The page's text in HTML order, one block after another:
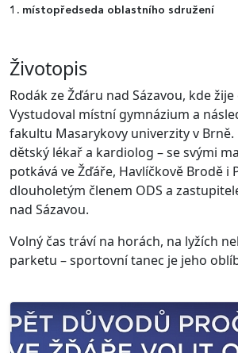
1. místopředseda oblastního sdružení
Životopis
Rodák ze Žďáru nad Sázavou, kde žije
Vystudoval místní gymnázium a
fakultu Masarykovy univerzity v Brně.
dětský lékař a kardiolog – se svými
potkává ve Žďáře, Havlíčkově Brodě i
dlouholetým členem ODS a
nad Sázavou.
Volný čas tráví na horách, na lyžích
parketu – sportovní tanec je jeho